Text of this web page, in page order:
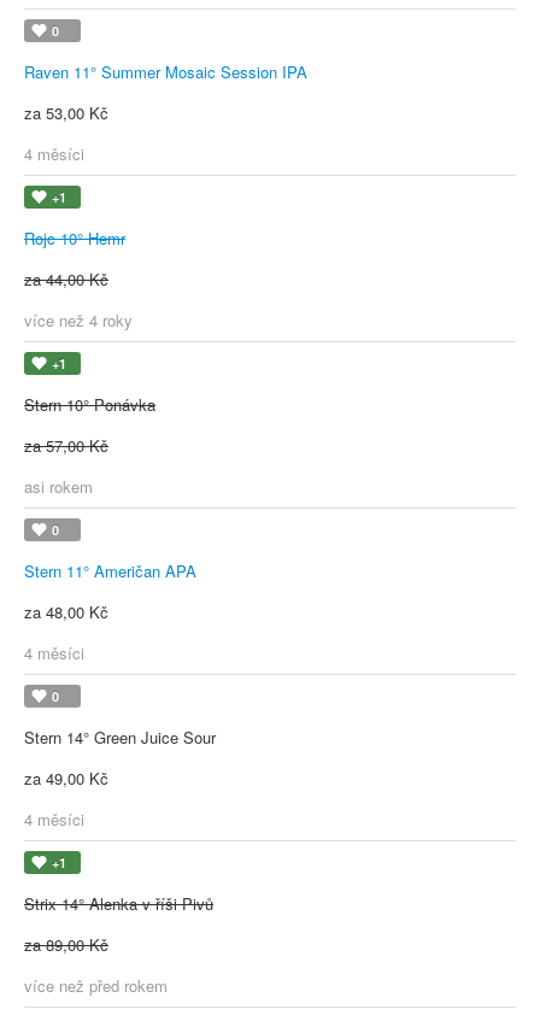
0
Raven 11° Summer Mosaic Session IPA
za 53,00 Kč
4 měsíci
+1
Rojc 10° Hemr
za 44,00 Kč
více než 4 roky
+1
Stern 10° Ponávka
za 57,00 Kč
asi rokem
0
Stern 11° Američan APA
za 48,00 Kč
4 měsíci
0
Stern 14° Green Juice Sour
za 49,00 Kč
4 měsíci
+1
Strix 14° Alenka v říši Pivů
za 89,00 Kč
více než před rokem